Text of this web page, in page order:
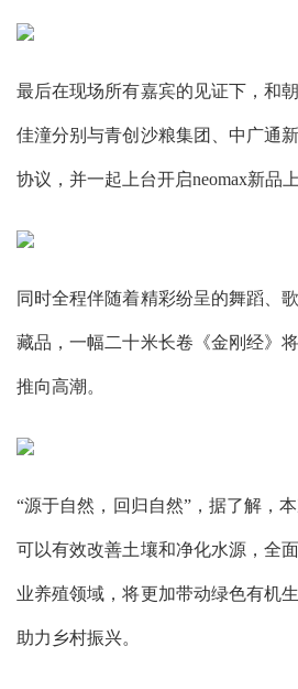
最后在现场所有嘉宾的见证下，和
佳潼分别与青创沙粮集团、中广通
协议，并一起上台开启neomax新品
同时全程伴随着精彩纷呈的舞蹈、
藏品，一幅二十米长卷《金刚经》
推向高潮。
“源于自然，回归自然”，据了解，本
可以有效改善土壤和净化水源，全
业养殖领域，将更加带动绿色有机
助力乡村振兴。